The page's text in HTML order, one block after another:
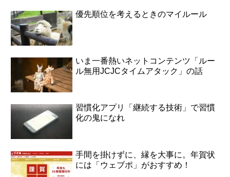
優先順位を考えるときのマイルール
いま一番熱いネットコンテンツ「ルー
ル無用JCJCタイムアタック」の話
習慣化アプリ「継続する技術」で習慣
化の鬼になれ
手間を掛けずに、縁を大事に。年賀状
には「ウェブポ」がおすすめ！